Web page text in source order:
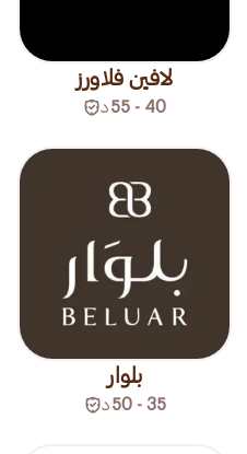
لافين فلاورز
40 - 55 د
بلوار
35 - 50 د